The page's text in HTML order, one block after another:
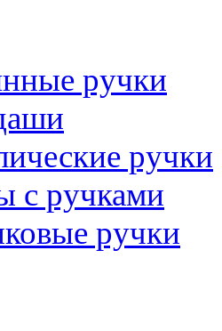
ручки
ручки
с ручками
ручки